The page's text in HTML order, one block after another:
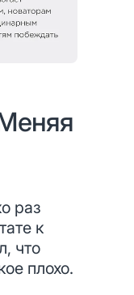
раз
к
что
плохо.